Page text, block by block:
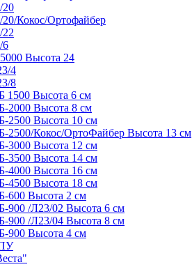
20
Кокос/Ортофайбер
6
Высота 24
4
8
1500 Высота 6 см
2000 Высота 8 см
2500 Высота 10 см
2500/Кокос/ОртоФайбер Высота 13 см
3000 Высота 12 см
3500 Высота 14 см
4000 Высота 16 см
4500 Высота 18 см
600 Высота 2 см
900 /Л23/02 Высота 6 см
900 /Л23/04 Высота 8 см
900 Высота 4 см